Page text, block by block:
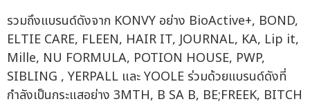
รวมถึงแบรนด์ดังจาก KONVY อย่าง BioActive+, BOND,
ELTIE CARE, FLEEN, HAIR IT, JOURNAL, KA, Lip it,
Mille, NU FORMULA, POTION HOUSE, PWP,
SIBLING , YERPALL และ YOOLE ร่วมด้วยแบรนด์ดังที่
กำลังเป็นกระแสอย่าง 3MTH, B SA B, BE;FREEK, BITCH